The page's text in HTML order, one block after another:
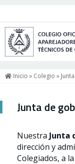
Inicio » Colegio »
Junta de
Nuestra Junta
dirección y
Colegiados, a